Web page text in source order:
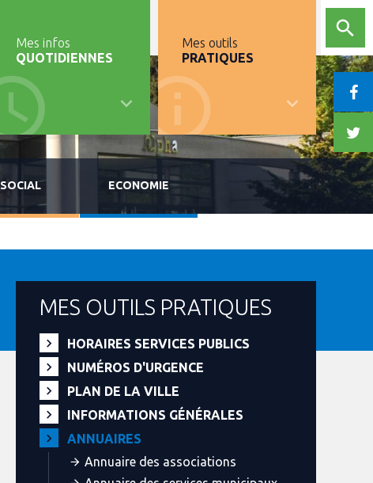
Mes infos
QUOTIDIENNES
Mes outils
PRATIQUES
SOCIAL ECONOMIE
MES OUTILS PRATIQUES
HORAIRES SERVICES PUBLICS
NUMÉROS D'URGENCE
PLAN DE LA VILLE
INFORMATIONS GÉNÉRALES
ANNUAIRES
Annuaire des associations